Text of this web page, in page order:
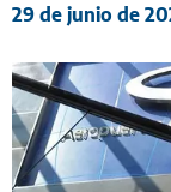
29 de junio de